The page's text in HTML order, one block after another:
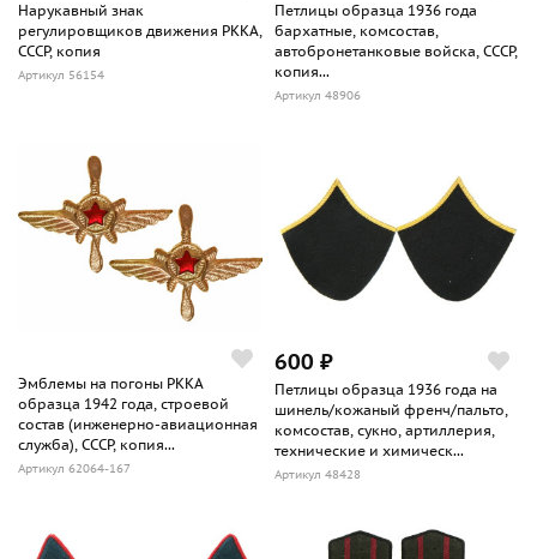
Нарукавный знак
регулировщиков движения РККА,
СССР, копия
Артикул 56154
Петлицы образца 1936 года
бархатные, комсостав,
автобронетанковые войска, СССР,
копия...
Артикул 48906
Эмблемы на погоны РККА
образца 1942 года, строевой
состав (инженерно-авиационная
служба), СССР, копия...
Артикул 62064-167
600 ₽
Петлицы образца 1936 года на
шинель/кожаный френч/пальто,
комсостав, сукно, артиллерия,
технические и химическ...
Артикул 48428